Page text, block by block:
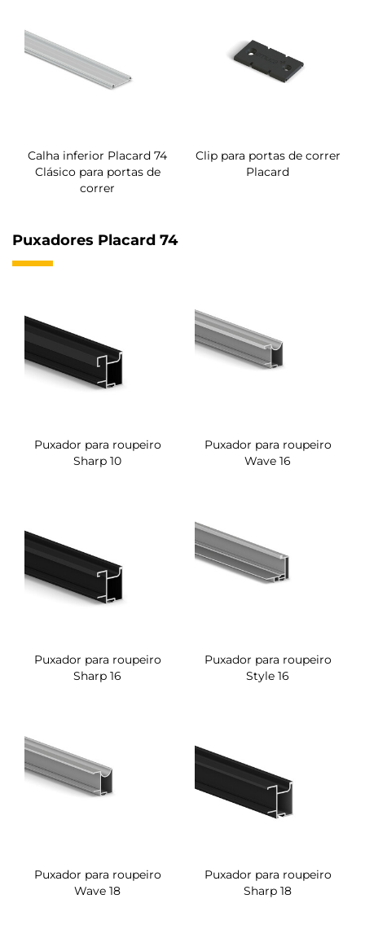
Calha inferior Placard 74
Clásico para portas de
correr
Clip para portas de correr
Placard
Puxadores Placard 74
Puxador para roupeiro
Sharp 10
Puxador para roupeiro
Wave 16
Puxador para roupeiro
Sharp 16
Puxador para roupeiro
Style 16
Puxador para roupeiro
Wave 18
Puxador para roupeiro
Sharp 18